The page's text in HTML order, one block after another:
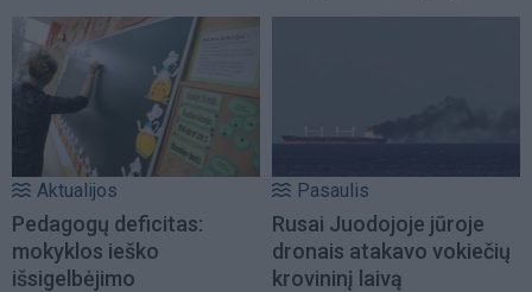
Aktualijos
Pedagogų deficitas:
mokyklos ieško
išsigelbėjimo
Pasaulis
Rusai Juodojoje jūroje
dronais atakavo vokiečių
krovininį laivą